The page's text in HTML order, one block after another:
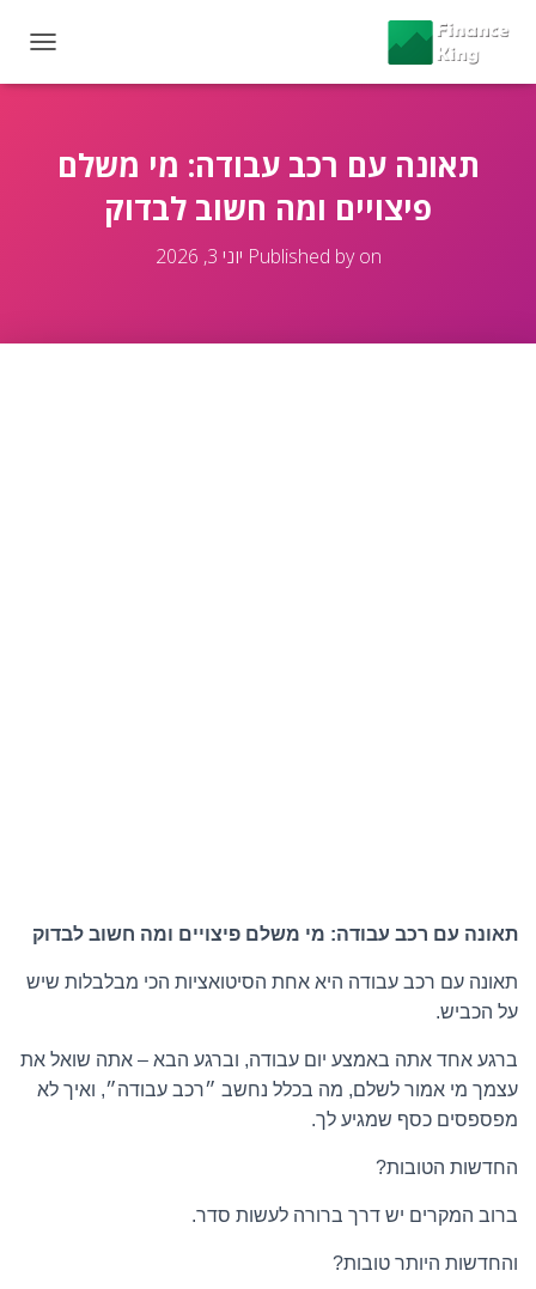
O
תאונה עם רכב עבודה: מי משלם
פיצויים ומה חשוב לבדוק
Published byon יוני 3, 2026
תאונה עם רכב עבודה: מי משלם פיצויים ומה חשוב לבדוק
תאונה עם רכב עבודה היא אחת הסיטואציות הכי מבלבלות שיש
על הכביש.
ברגע אחד אתה באמצע יום עבודה, וברגע הבא – אתה שואל את
עצמך מי אמור לשלם, מה בכלל נחשב ״רכב עבודה״, ואיך לא
מפספסים כסף שמגיע לך.
החדשות הטובות?
ברוב המקרים יש דרך ברורה לעשות סדר.
והחדשות היותר טובות?